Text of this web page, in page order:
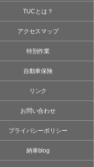
TUCとは？
アクセスマップ
特別作業
自動車保険
リンク
お問い合わせ
プライバシーポリシー
納車blog